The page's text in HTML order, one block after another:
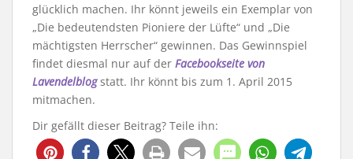
glücklich machen. Ihr könnt jeweils ein Exemplar von
„Die bedeutendsten Pioniere der Lüfte“ und „Die
mächtigsten Herrscher“ gewinnen. Das Gewinnspiel
findet diesmal nur auf der Facebookseite von
Lavendelblogstatt. Ihr könnt bis zum 1. April 2015
mitmachen.
Dir gefällt dieser Beitrag? Teile ihn: